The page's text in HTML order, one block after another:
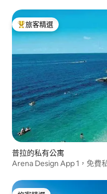
旅客精選榜首
旅客精選
普拉的私有公寓
Arena Design App 1，免費